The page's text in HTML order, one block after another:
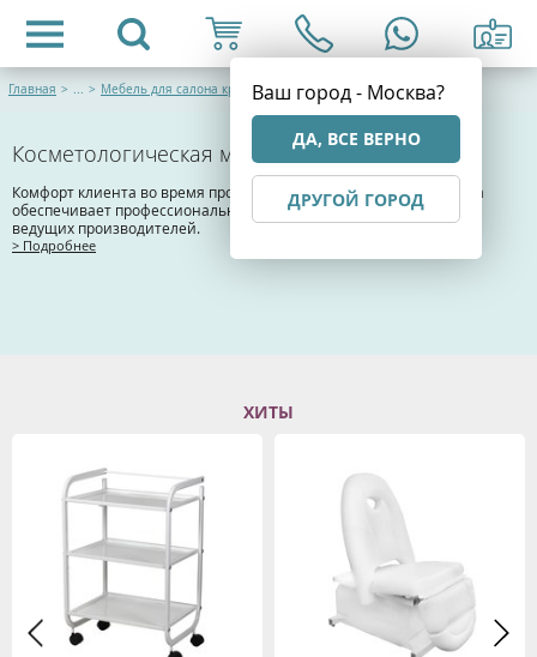
Ваш город - Москва?
ДА, ВСЕ ВЕРНО
ДРУГОЙ ГОРОД
Главная > ... > Мебель для салона красоты
Косметологическая мебель
Комфорт клиента во время процедуры и удобство работы мастера
обеспечивает профессиональная мебель для салонов красоты от
ведущих производителей.
> Подробнее
ХИТЫ